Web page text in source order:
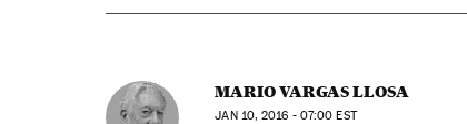
MARIO VARGAS LLOSA
JAN10, 2016 - 07:00 EST